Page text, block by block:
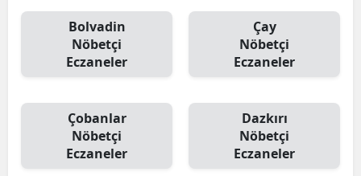
Bolvadin
Nöbetçi
Eczaneler
Çay
Nöbetçi
Eczaneler
Çobanlar
Nöbetçi
Eczaneler
Dazkırı
Nöbetçi
Eczaneler